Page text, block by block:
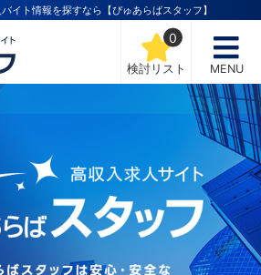
イト情報を探すなら【ぴゅあらばスタッフ】
検討リスト
0
MENU